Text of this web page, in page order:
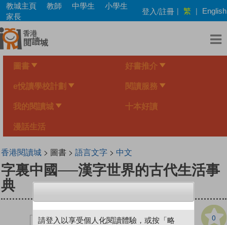
Skip
main
content
教城主頁 教師 中學生
小學生
家長
登入/註冊 | 繁 | English
圖書 好書推介
e悅讀學校計劃 閱讀服務
我的閱讀城 十本好讀
漫話生活
香港閱讀城> 圖書 > 語言文字> 中文
字裏中國──漢字世界的古代生活事
典
0
請登入以享受個人化閱讀體驗，或按「略